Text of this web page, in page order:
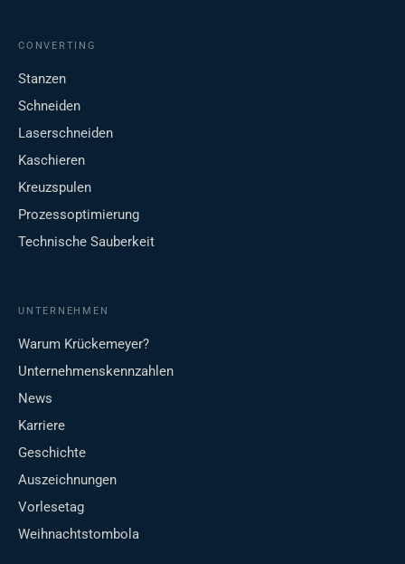
CONVERTING
Stanzen
Schneiden
Laserschneiden
Kaschieren
Kreuzspulen
Prozessoptimierung
Technische Sauberkeit
UNTERNEHMEN
Warum Krückemeyer?
Unternehmenskennzahlen
News
Karriere
Geschichte
Auszeichnungen
Vorlesetag
Weihnachtstombola